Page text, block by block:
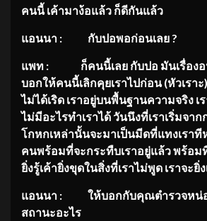
คนนี้ เค้ามาง้อแล้ว ก็ดีกันแล้ว
แอนนา : กับปอพอก่อนเลย ?
แพท : ก็คนนี้เลย กับปอ มันเรื่องอน
บอกให้คนนี้เลิกคุยเราไปก่อน (หัวเรา
ไม่ได้เริด เราอยู่บนพื้นฐานความจริง เ
ไม่มีอะไรทำเราได้ วันนึงที่เราเริ่มจา
โกหกเหล่านั้นจะมาเป็นมีดที่แทงเราที
คนพร้อมที่จะกระทืบเราอยู่แล้ว พร้อม
ยิ่งรู้เค้ายิ่งขุดในสิ่งที่เราไม่พูด เราจะยิ่
แอนนา : ให้บอกกับคุณตำรวจหน่อ
สถานะอะไร